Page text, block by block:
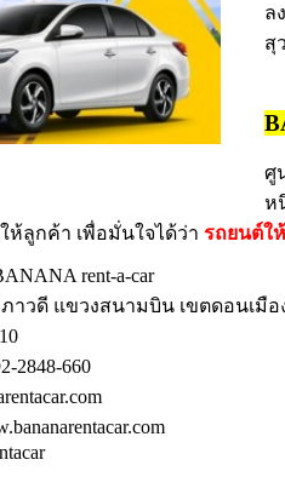
ล
สุ
ศู
ห
ห้ลูกค้า เพื่อมั่นใจได้ว่า รถยนต์ใ
rent-a-car
ภาวดี แขวงสนามบิน เขตดอนเมื
2848-660